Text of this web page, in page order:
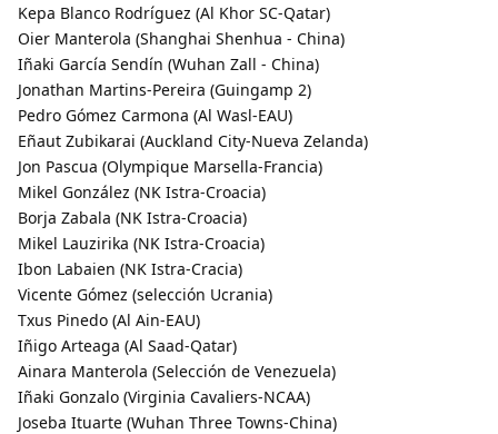
Kepa Blanco Rodríguez (Al Khor SC-Qatar)
Oier Manterola (Shanghai Shenhua - China)
Iñaki García Sendín (Wuhan Zall - China)
Jonathan Martins-Pereira (Guingamp 2)
Pedro Gómez Carmona (Al Wasl-EAU)
Eñaut Zubikarai (Auckland City-Nueva Zelanda)
Jon Pascua (Olympique Marsella-Francia)
Mikel González (NK Istra-Croacia)
Borja Zabala (NK Istra-Croacia)
Mikel Lauzirika (NK Istra-Croacia)
Ibon Labaien (NK Istra-Cracia)
Vicente Gómez (selección Ucrania)
Txus Pinedo (Al Ain-EAU)
Iñigo Arteaga (Al Saad-Qatar)
Ainara Manterola (Selección de Venezuela)
Iñaki Gonzalo (Virginia Cavaliers-NCAA)
Joseba Ituarte (Wuhan Three Towns-China)